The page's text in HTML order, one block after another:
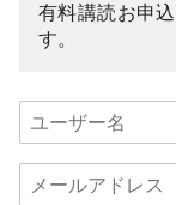
有料講読お申
す。